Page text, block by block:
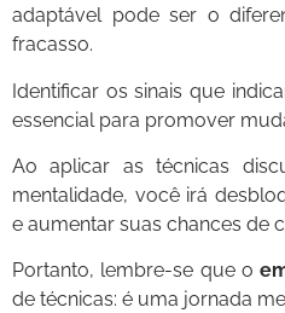
adaptável pode ser o
fracasso.
Identificar os sinais que
essencial para promover
Ao aplicar as técnicas
mentalidade, você irá
e aumentar suas chances de
Portanto, lembre-se que o
de técnicas: é uma jornada